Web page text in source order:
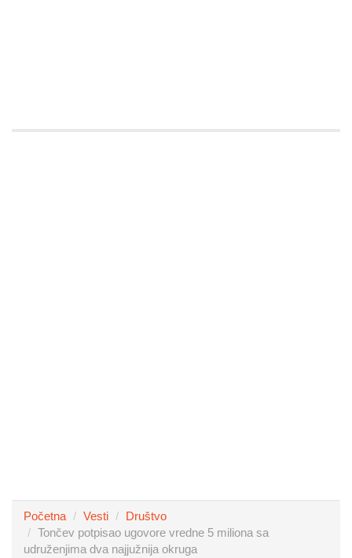
Početna Vesti
Društvo
Tončev potpisao ugovore vredne 5 miliona sa
udruženjima dva najjužnija okruga